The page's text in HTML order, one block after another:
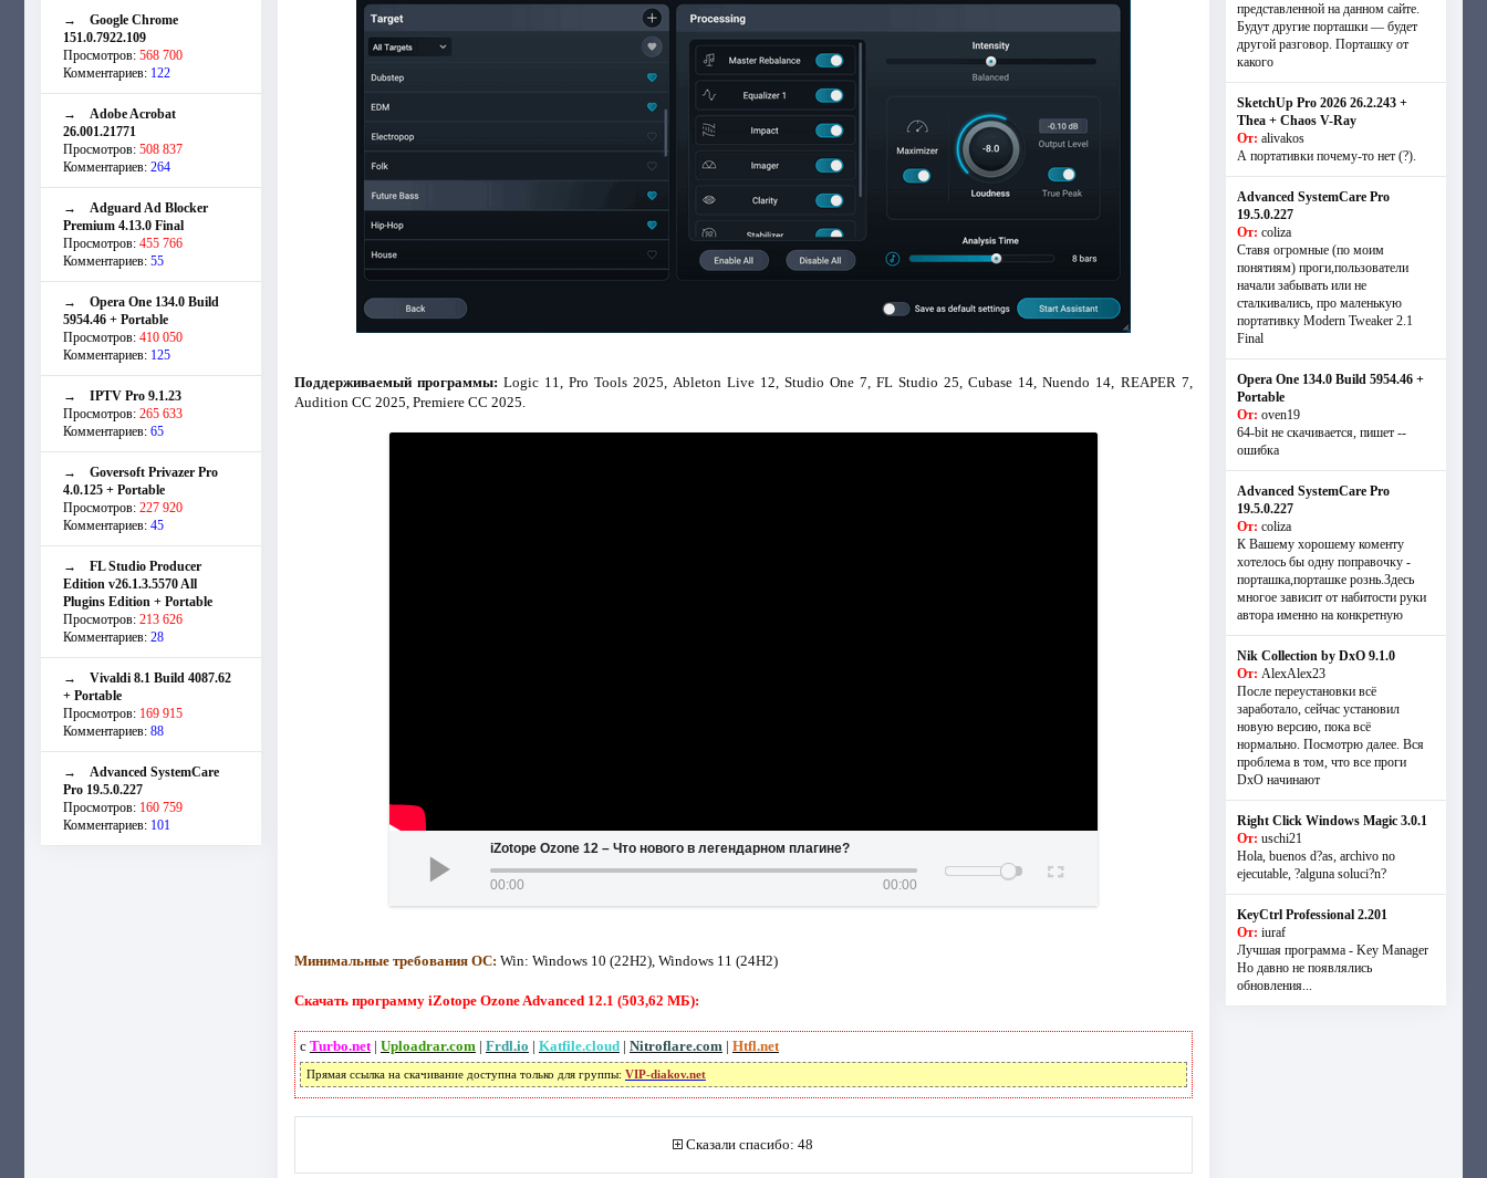
→ Google Chrome
151.0.7922.109
Просмотров: 568 700
Комментариев: 122
→ Adobe Acrobat
26.001.21771
Просмотров: 508 837
Комментариев: 264
→ Adguard Ad Blocker
Premium 4.13.0 Final
Просмотров: 455 766
Комментариев: 55
→ Opera One 134.0 Build
5954.46 + Portable
Просмотров: 410 050
Комментариев: 125
→ IPTV Pro 9.1.23
Просмотров: 265 633
Комментариев: 65
→ Goversoft Privazer Pro
4.0.125 + Portable
Просмотров: 227 920
Комментариев: 45
→ FL Studio Producer
Edition v26.1.3.5570 All
Plugins Edition + Portable
Просмотров: 213 626
Комментариев: 28
→ Vivaldi 8.1 Build 4087.62
+ Portable
Просмотров: 169 915
Комментариев: 88
→ Advanced SystemCare
Pro 19.5.0.227
Просмотров: 160 759
Комментариев: 101
Поддерживаемый программы: Logic 11, Pro Tools 2025, Ableton Live 12, Studio One 7, FL Studio 25, Cubase 14, Nuendo 14, REAPER 7,
Audition CC 2025, Premiere CC 2025.
iZotope Ozone 12 – Что нового в легендарном плагине?
00:00 00:00
Минимальные требования ОС: Win: Windows 10 (22H2), Windows 11 (24H2)
Скачать программу iZotope Ozone Advanced 12.1 (503,62 МБ):
с Turbo.net| Uploadrar.com | Frdl.io | Katfile.cloud| Nitroflare.com | Htfl.net
Прямая ссылка на скачивание доступна только для группы: VIP-diakov.net
Сказали спасибо: 48
представленной на данном сайте.
Будут другие порташки — будет
другой разговор. Порташку от
какого
SketchUp Pro 2026 26.2.243 +
Thea + Chaos V-Ray
От: alivakos
А портативки почему-то нет (?).
Advanced SystemCare Pro
19.5.0.227
От: coliza
Ставя огромные (по моим
понятиям) проги,пользователи
начали забывать или не
сталкивались, про маленькую
портативку Modern Tweaker 2.1
Final
Opera One 134.0 Build 5954.46 +
Portable
От: oven19
64-bit не скачивается, пишет --
ошибка
Advanced SystemCare Pro
19.5.0.227
От: coliza
К Вашему хорошему коменту
хотелось бы одну поправочку -
порташка,порташке рознь.Здесь
многое зависит от набитости руки
автора именно на конкретную
Nik Collection by DxO 9.1.0
От: AlexAlex23
После переустановки всё
заработало, сейчас установил
новую версию, пока всё
нормально. Посмотрю далее. Вся
проблема в том, что все проги
DxO начинают
Right Click Windows Magic 3.0.1
От: uschi21
Hola, buenos d?as, archivo no
ejecutable, ?alguna soluci?n?
KeyCtrl Professional 2.201
От: iuraf
Лучшая программа - Key Manager
Но давно не появлялись
обновления...